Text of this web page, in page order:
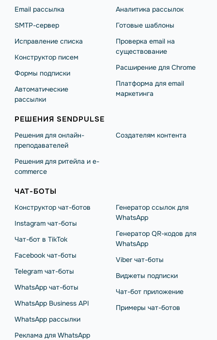
Email рассылка
SMTP-сервер
Исправление списка
Конструктор писем
Формы подписки
Автоматические
рассылки
Аналитика рассылок
Готовые шаблоны
Проверка email на
существование
Расширение для Chrome
Платформа для email
маркетинга
РЕШЕНИЯ SENDPULSE
Решения для онлайн-
преподавателей
Решения для ритейла и e-
commerce
Создателям контента
ЧАТ-БОТЫ
Конструктор чат-ботов
Instagram чат-боты
Чат-бот в TikTok
Facebook чат-боты
Telegram чат-боты
WhatsApp чат-боты
WhatsApp Business API
WhatsApp рассылки
Реклама для WhatsApp
Генератор ссылок для
WhatsApp
Генератор QR-кодов для
WhatsApp
Viber чат-боты
Виджеты подписки
Чат-бот приложение
Примеры чат-ботов